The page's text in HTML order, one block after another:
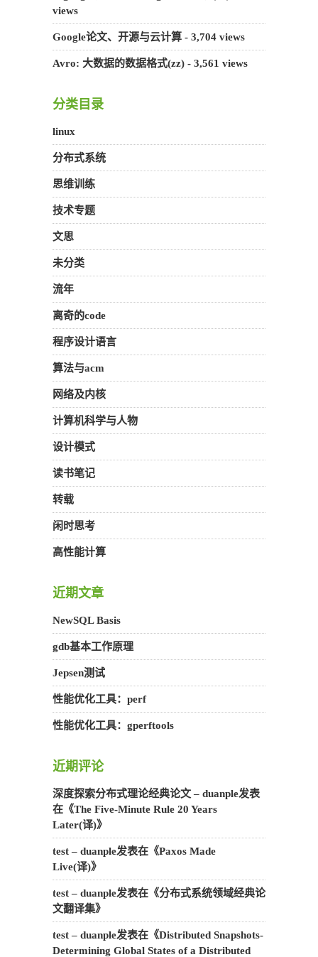
views
Google论文、开源与云计算 - 3,704 views
Avro: 大数据的数据格式(zz) - 3,561 views
分类目录
linux
分布式系统
思维训练
技术专题
文思
未分类
流年
离奇的code
程序设计语言
算法与acm
网络及内核
计算机科学与人物
设计模式
读书笔记
转载
闲时思考
高性能计算
近期文章
NewSQL Basis
gdb基本工作原理
Jepsen测试
性能优化工具：perf
性能优化工具：gperftools
近期评论
深度探索分布式理论经典论文 – duanple发表
在《The Five-Minute Rule 20 Years
Later(译)》
test – duanple发表在《Paxos Made
Live(译)》
test – duanple发表在《分布式系统领域经典论
文翻译集》
test – duanple发表在《Distributed Snapshots-
Determining Global States of a Distributed